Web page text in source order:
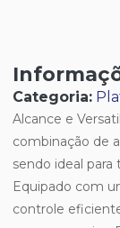
Categoria:
Alcance e
combinação de
sendo ideal para
Equipado com
controle